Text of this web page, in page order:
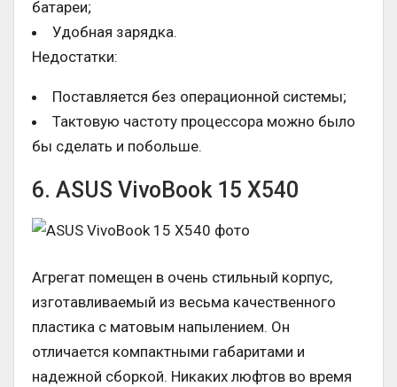
батареи;
Удобная зарядка.
Недостатки:
Поставляется без операционной системы;
Тактовую частоту процессора можно было
бы сделать и побольше.
6. ASUS VivoBook 15 X540
Агрегат помещен в очень стильный корпус,
изготавливаемый из весьма качественного
пластика с матовым напылением. Он
отличается компактными габаритами и
надежной сборкой. Никаких люфтов во время